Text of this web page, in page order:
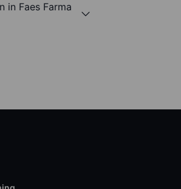
in Faes Farma